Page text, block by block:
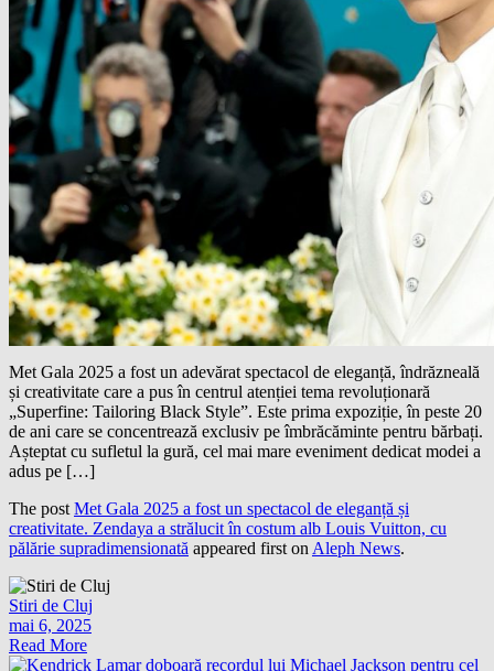
Met Gala 2025 a fost un adevărat spectacol de eleganță, îndrăzneală
și creativitate care a pus în centrul atenției tema revoluționară
„Superfine: Tailoring Black Style”. Este prima expoziție, în peste 20
de ani care se concentrează exclusiv pe îmbrăcăminte pentru bărbați.
Așteptat cu sufletul la gură, cel mai mare eveniment dedicat modei a
adus pe […]
The post Met Gala 2025 a fost un spectacol de eleganță și
creativitate. Zendaya a strălucit în costum alb Louis Vuitton, cu
pălărie supradimensionată appeared first on Aleph News.
Stiri de Cluj
mai 6, 2025
Read More